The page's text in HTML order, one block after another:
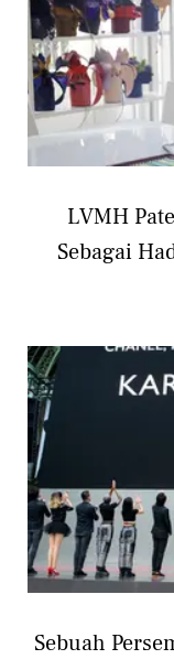
LVMH
Sebagai
Sebuah